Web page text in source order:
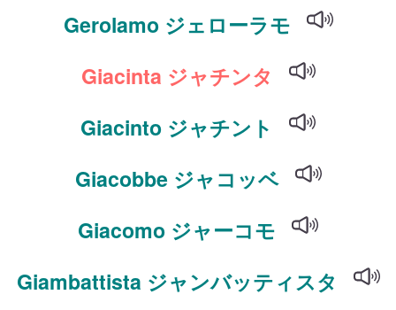
Gerolamo ジェローラモ
Giacinta ジャチンタ
Giacinto ジャチント
Giacobbe ジャコッベ
Giacomo ジャーコモ
Giambattista ジャンバッティスタ